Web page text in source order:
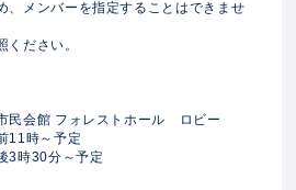
メンバーを指定することはできませ
ください。
民会館 フォレストホール ロビー
11時～予定
3時30分～予定